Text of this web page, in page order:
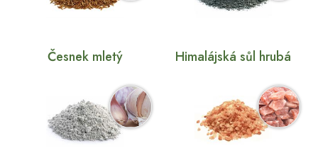
Česnek mletý Himalájská sůl hrubá